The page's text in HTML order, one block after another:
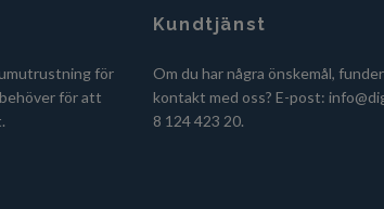
för
för att
Kundtjänst
Om du har några önskemål,
kontakt med oss? E-post:
8 124 423 20.